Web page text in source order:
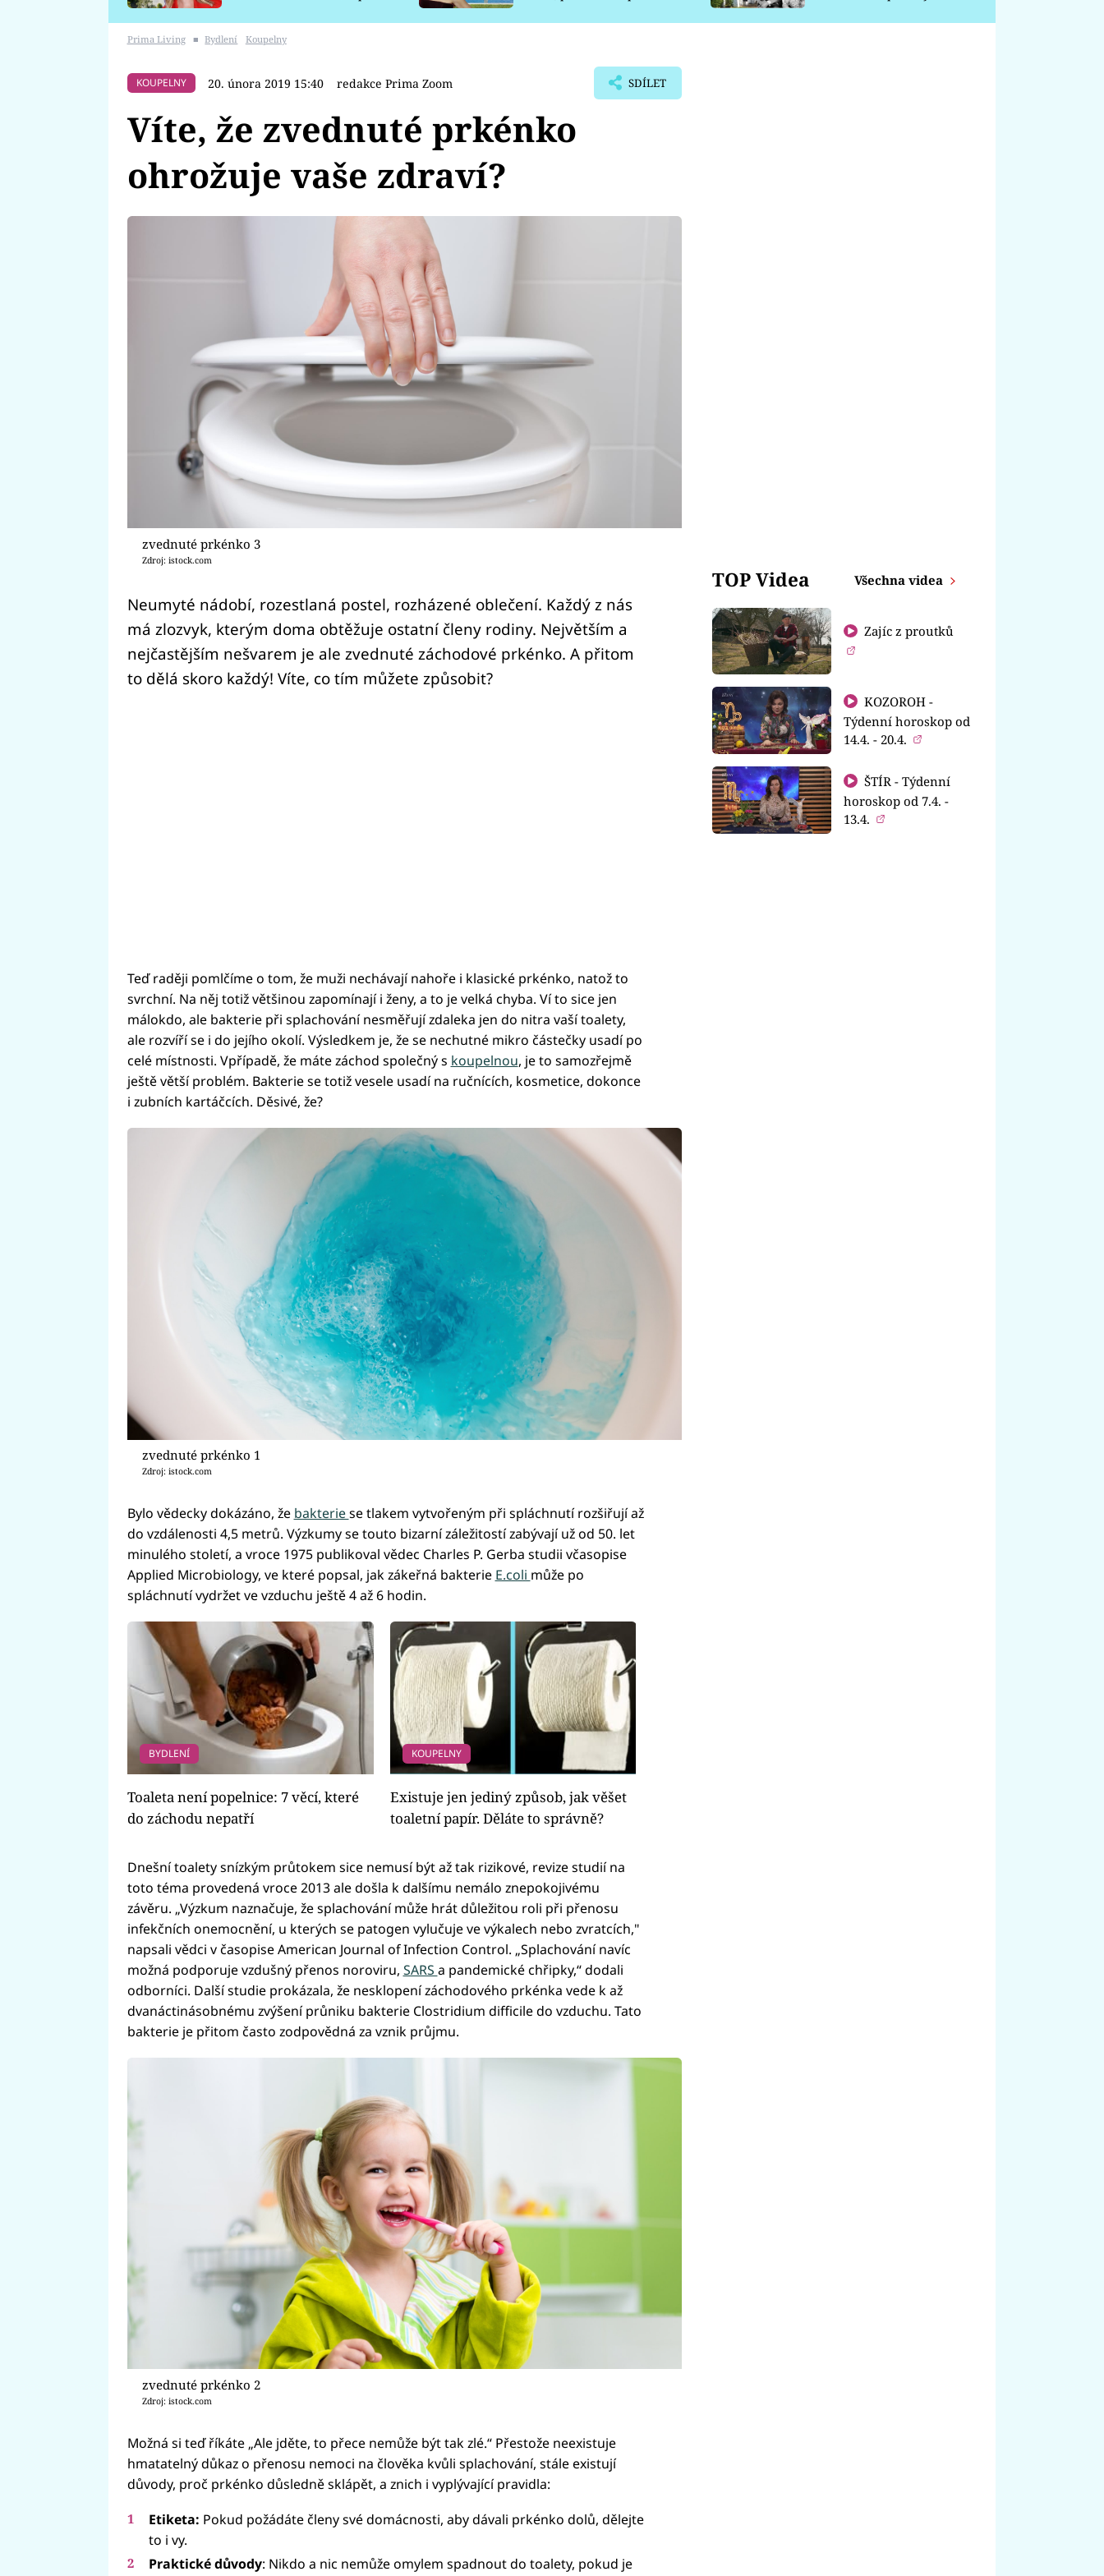
Prima Living ■ Bydlení Koupelny
KOUPELNY 20. února 2019 15:40 redakce Prima Zoom SDÍLET
Víte, že zvednuté prkénko
ohrožuje vaše zdraví?
zvednuté prkénko 3
Zdroj: istock.com
Neumyté nádobí, rozestlaná postel, rozházené oblečení. Každý z nás
má zlozvyk, kterým doma obtěžuje ostatní členy rodiny. Největším a
nejčastějším nešvarem je ale zvednuté záchodové prkénko. A přitom
to dělá skoro každý! Víte, co tím můžete způsobit?
Teď raději pomlčíme o tom, že muži nechávají nahoře i klasické prkénko, natož to
svrchní. Na něj totiž většinou zapomínají i ženy, a to je velká chyba. Ví to sice jen
málokdo, ale bakterie při splachování nesměřují zdaleka jen do nitra vaší toalety,
ale rozvíří se i do jejího okolí. Výsledkem je, že se nechutné mikro částečky usadí po
celé místnosti. Vpřípadě, že máte záchod společný s koupelnou, je to samozřejmě
ještě větší problém. Bakterie se totiž vesele usadí na ručnících, kosmetice, dokonce
i zubních kartáčcích. Děsivé, že?
zvednuté prkénko 1
Zdroj: istock.com
Bylo vědecky dokázáno, že bakteriese tlakem vytvořeným při spláchnutí rozšiřují až
do vzdálenosti 4,5 metrů. Výzkumy se touto bizarní záležitostí zabývají už od 50. let
minulého století, a vroce 1975 publikoval vědec Charles P. Gerba studii včasopise
Applied Microbiology, ve které popsal, jak zákeřná bakterie E.coli může po
spláchnutí vydržet ve vzduchu ještě 4 až 6 hodin.
BYDLENÍ
Toaleta není popelnice: 7 věcí, které
do záchodu nepatří
KOUPELNY
Existuje jen jediný způsob, jak věšet
toaletní papír. Děláte to správně?
Dnešní toalety snízkým průtokem sice nemusí být až tak rizikové, revize studií na
toto téma provedená vroce 2013 ale došla k dalšímu nemálo znepokojivému
závěru. „Výzkum naznačuje, že splachování může hrát důležitou roli při přenosu
infekčních onemocnění, u kterých se patogen vylučuje ve výkalech nebo zvratcích,"
napsali vědci v časopise American Journal of Infection Control. „Splachování navíc
možná podporuje vzdušný přenos noroviru, SARS a pandemické chřipky,“ dodali
odborníci. Další studie prokázala, že nesklopení záchodového prkénka vede k až
dvanáctinásobnému zvýšení průniku bakterie Clostridium difficile do vzduchu. Tato
bakterie je přitom často zodpovědná za vznik průjmu.
zvednuté prkénko 2
Zdroj: istock.com
Možná si teď říkáte „Ale jděte, to přece nemůže být tak zlé.“ Přestože neexistuje
hmatatelný důkaz o přenosu nemoci na člověka kvůli splachování, stále existují
důvody, proč prkénko důsledně sklápět, a znich i vyplývající pravidla:
Etiketa: Pokud požádáte členy své domácnosti, aby dávali prkénko dolů, dělejte
to i vy.
Praktické důvody: Nikdo a nic nemůže omylem spadnout do toalety, pokud je
TOP Videa Všechna videa
Zajíc z proutků
KOZOROH -
Týdenní horoskop od
14.4. - 20.4.
ŠTÍR - Týdenní
horoskop od 7.4. -
13.4.